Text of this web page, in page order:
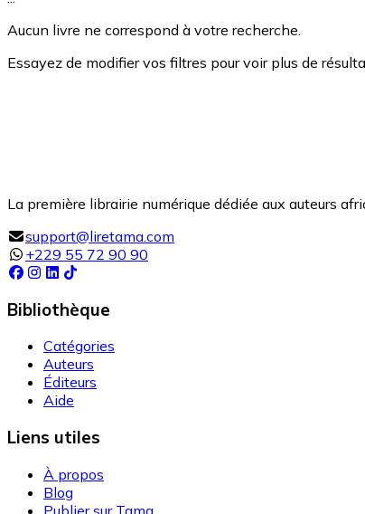
Aucun livre ne correspond à votre recherche.
Essayez de modifier vos filtres pour voir plus de
La première librairie numérique dédiée aux auteurs
support@liretama.com
+229 55 72 90 90
Bibliothèque
Catégories
Auteurs
Éditeurs
Aide
Liens utiles
À propos
Blog
Publier sur Tama